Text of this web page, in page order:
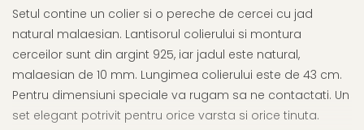
Setul contine un colier si o pereche de cercei cu jad
natural malaesian. Lantisorul colierului si montura
cerceilor sunt din argint 925, iar jadul este natural,
malaesian de 10 mm. Lungimea colierului este de 43 cm.
Pentru dimensiuni speciale va rugam sa ne contactati. Un
set elegant potrivit pentru orice varsta si orice tinuta.